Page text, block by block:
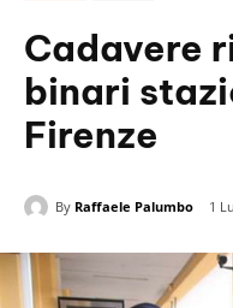
Cadavere
binari
Firenze
By Raffaele Palumbo 1